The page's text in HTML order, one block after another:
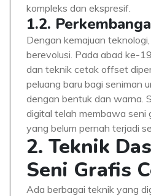
kompleks dan ekspresif.
1.2.
Dengan kemajuan
berevolusi. Pada abad ke-
dan teknik cetak offset
peluang baru bagi seniman
dengan bentuk dan warna.
digital telah membawa
yang belum pernah terjadi
2. Teknik
Seni Grafis
Ada berbagai teknik yang